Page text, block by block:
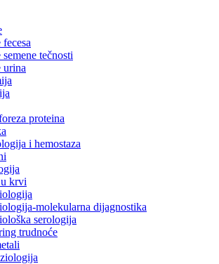
tečnosti
urina
proteina
i hemostaza
krvi
molekularna dijagnostika
serologija
trudnoće